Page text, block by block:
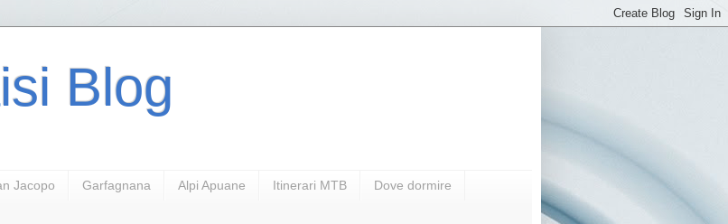
Blog
Jacopo Garfagnana Alpi Apuane Itinerari MTB Dove dormire